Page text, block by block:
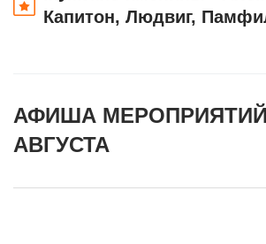
Капитон, Людвиг,
АФИША МЕРОПРИЯТИЙ
АВГУСТА